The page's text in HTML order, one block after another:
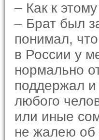
– Как к
– Брат был
понимал,
в России у
нормально
поддержал и
любого
или иные
не жалею об